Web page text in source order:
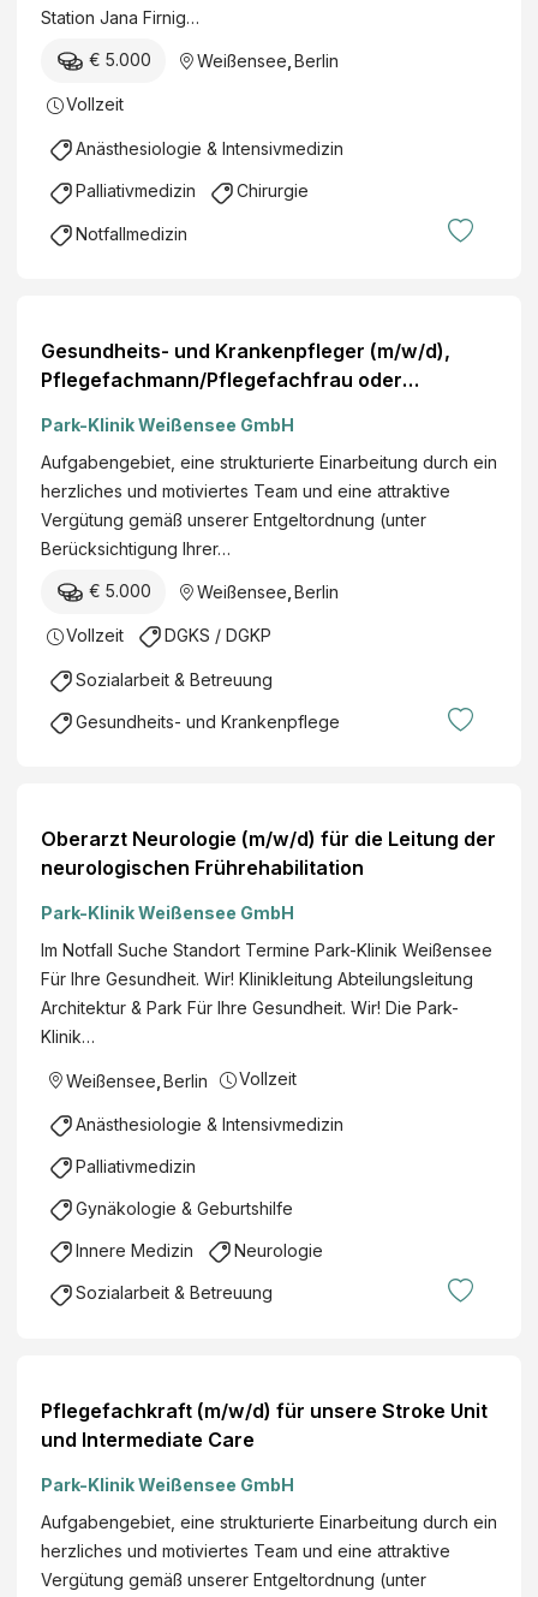
Station Jana Firnig…
€ 5.000 Weißensee Berlin
Vollzeit
Anästhesiologie & Intensivmedizin
Palliativmedizin Chirurgie
Notfallmedizin
Gesundheits- und Krankenpfleger (m/w/d),
Pflegefachmann/Pflegefachfrau oder
Park-Klinik Weißensee GmbH
Aufgabengebiet, eine strukturierte Einarbeitung durch ein
herzliches und motiviertes Team und eine attraktive
Vergütung gemäß unserer Entgeltordnung (unter
Berücksichtigung Ihrer…
€ 5.000 Weißensee Berlin
Vollzeit DGKS / DGKP
Sozialarbeit & Betreuung
Gesundheits- und Krankenpflege
Oberarzt Neurologie (m/w/d) für die Leitung der
neurologischen Frührehabilitation
Park-Klinik Weißensee GmbH
Im Notfall Suche Standort Termine Park-Klinik Weißensee
Für Ihre Gesundheit. Wir! Klinikleitung Abteilungsleitung
Architektur & Park Für Ihre Gesundheit. Wir! Die Park-
Klinik…
Weißensee Berlin Vollzeit
Anästhesiologie & Intensivmedizin
Palliativmedizin
Gynäkologie & Geburtshilfe
Innere Medizin Neurologie
Sozialarbeit & Betreuung
Pflegefachkraft (m/w/d) für unsere Stroke Unit
und Intermediate Care
Park-Klinik Weißensee GmbH
Aufgabengebiet, eine strukturierte Einarbeitung durch ein
herzliches und motiviertes Team und eine attraktive
Vergütung gemäß unserer Entgeltordnung (unter